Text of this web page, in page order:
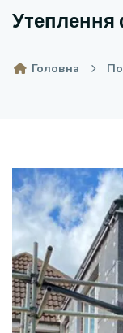
Утеплення
Головна